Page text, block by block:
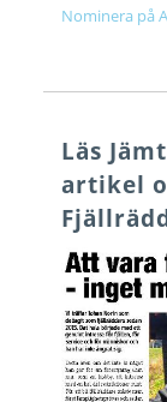
Nominera på
Läs
artikel